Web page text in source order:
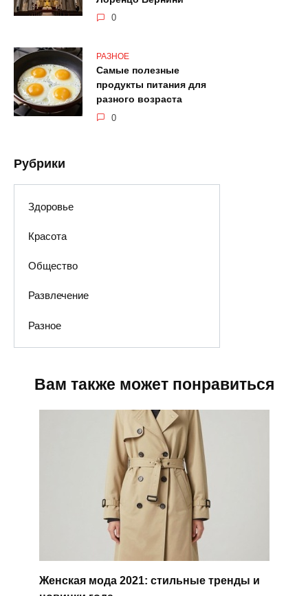
0
РАЗНОЕ
Самые полезные
продукты питания для
разного возраста
0
Рубрики
Здоровье
Красота
Общество
Развлечение
Разное
Вам также может понравиться
Женская мода 2021: стильные тренды и